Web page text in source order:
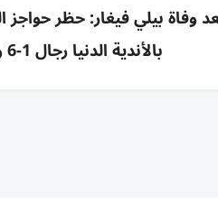
وفاة بيلي فيغار: حظر
بالأندية الدنيا رجال 1-6 وسيدات 3-4